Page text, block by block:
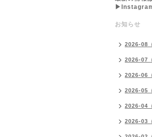
お知らせ
2026-08
2026-07
2026-06
2026-05
2026-04
2026-03